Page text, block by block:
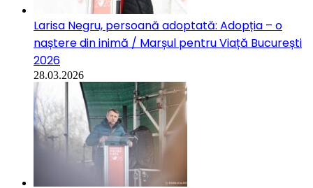
Larisa Negru, persoană adoptată: Adopția – o
naștere din inimă / Marșul pentru Viață București
2026
28.03.2026